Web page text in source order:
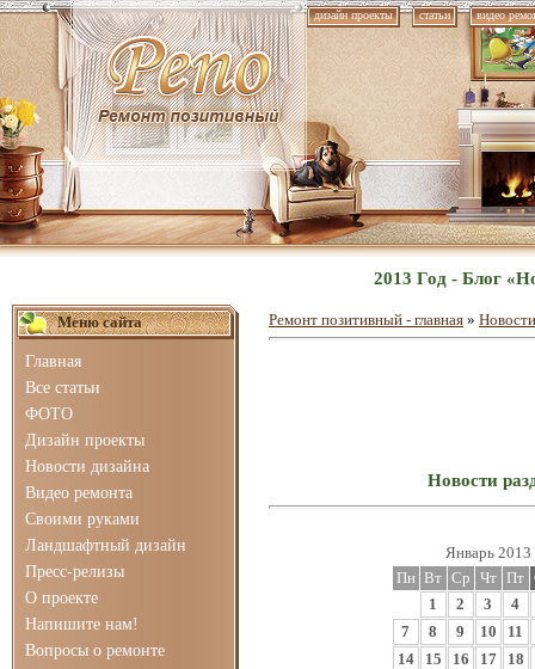
дизайн проекты статьи видео
2013 Год - Блог
Меню сайта
Главная
Все статьи
ФОТО
Дизайн проекты
Новости дизайна
Видео ремонта
Своими руками
Ландшафтный дизайн
Пресс-релизы
О проекте
Напишите нам!
Вопросы о ремонте
Ремонт позитивный - главная »
Новости
Январь 2013
Пн Вт Ср Чт Пт
1
2 3
4
7
8 9 10 11
14
15 16 17 18